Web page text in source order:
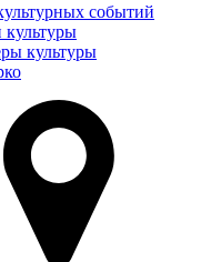
событий
культуры
культуры